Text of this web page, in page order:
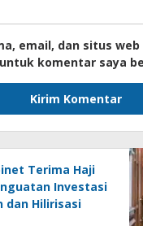
email, dan situs web
komentar saya
Terima Haji
Investasi
dan Hilirisasi